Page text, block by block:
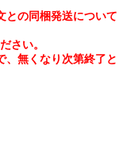
との同梱発送について
さい。
、無くなり次第終了と